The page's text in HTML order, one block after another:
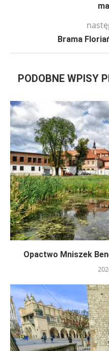
Brama
PODOBNE WPISY
Opactwo Mniszek